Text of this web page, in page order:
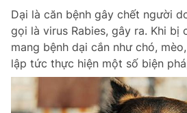
Dại là căn bệnh gây chết người
gọi là virus Rabies, gây ra. Khi
mang bệnh dại cắn như chó,
lập tức thực hiện một số biện